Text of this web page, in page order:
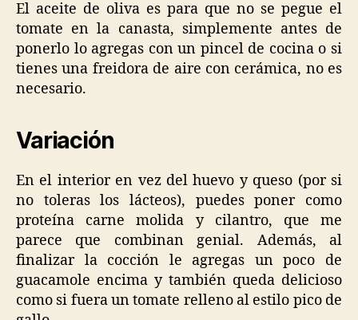
El aceite de oliva es para que no se pegue el
tomate en la canasta, simplemente antes de
ponerlo lo agregas con un pincel de cocina o si
tienes una freidora de aire con cerámica, no es
necesario.
Variación
En el interior en vez del huevo y queso (por si
no toleras los lácteos), puedes poner como
proteína carne molida y cilantro, que me
parece que combinan genial. Además, al
finalizar la cocción le agregas un poco de
guacamole encima y también queda delicioso
como si fuera un tomate relleno al estilo pico de